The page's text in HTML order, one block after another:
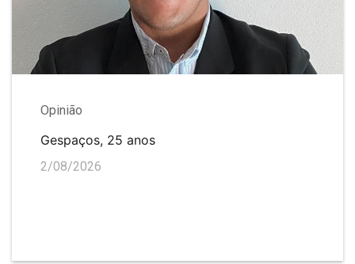
Opinião
Gespaços, 25 anos
2/08/2026